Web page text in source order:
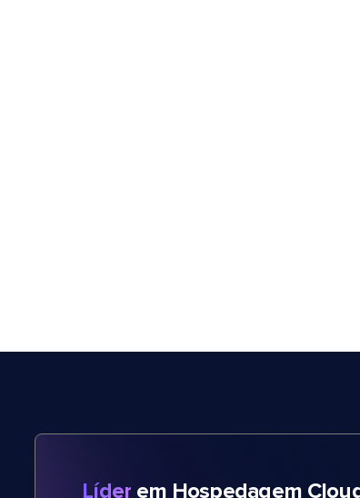
Líder em Hospedagem